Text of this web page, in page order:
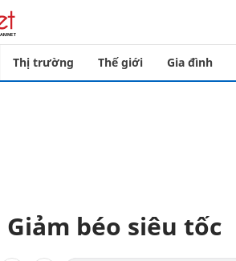
Thị trường Thế giới Gia đình
béo siêu tốc